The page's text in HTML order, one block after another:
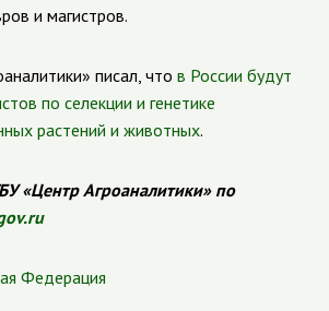
и магистров.
писал, что в России будут
по селекции и генетике
растений и животных.
«Центр Агроаналитики» по
Федерация